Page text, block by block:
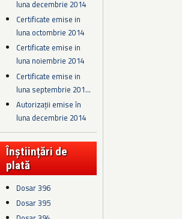
luna decembrie 2014
Certificate emise in
luna octombrie 2014
Certificate emise in
luna noiembrie 2014
Certificate emise in
luna septembrie 201...
Autorizații emise în
luna decembrie 2014
Înștiințări de
plată
Dosar 396
Dosar 395